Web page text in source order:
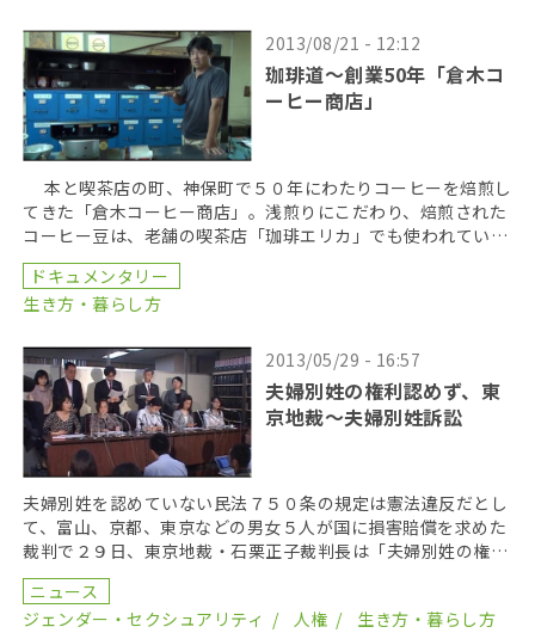
2013/08/21 - 12:12
珈琲道〜創業50年「倉木コ
ーヒー商店」
本と喫茶店の町、神保町で５０年にわたりコーヒーを焙煎し
てきた「倉木コーヒー商店」。浅煎りにこだわり、焙煎された
コーヒー豆は、老舗の喫茶店「珈琲エリカ」でも使われてい
る。「倉木コーヒー商店」の三代目店主の倉木純一さんに […]
ドキュメンタリー
生き方・暮らし方
2013/05/29 - 16:57
夫婦別姓の権利認めず、東
京地裁～夫婦別姓訴訟
夫婦別姓を認めていない民法７５０条の規定は憲法違反だとし
て、富山、京都、東京などの男女５人が国に損害賠償を求めた
裁判で２９日、東京地裁・石栗正子裁判長は「夫婦別姓の権利
が憲法上保障されていない」として訴えを却下した。選択 […]
ニュース
ジェンダー・セクシュアリティ
人権 生き方・暮らし方